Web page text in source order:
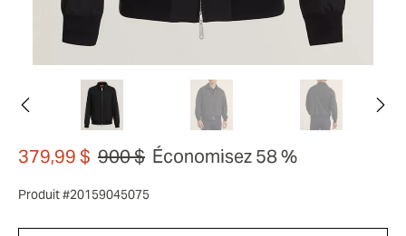
379,99 $ 900 $ Économisez 58 %
Produit #20159045075